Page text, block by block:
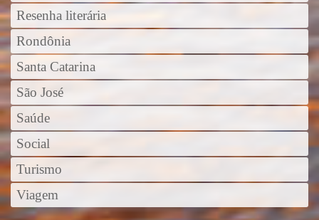
Resenha literária
Rondônia
Santa Catarina
São José
Saúde
Social
Turismo
Viagem